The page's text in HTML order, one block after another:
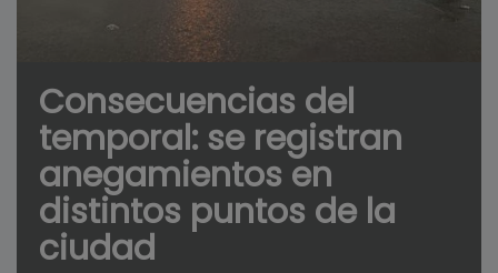
Consecuencias del
temporal: se registran
anegamientos en
distintos puntos de la
ciudad